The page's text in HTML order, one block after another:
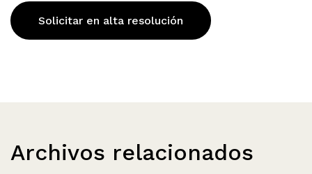
Solicitar en alta resolución
Archivos relacionados